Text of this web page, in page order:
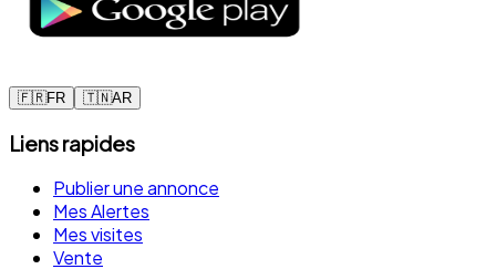
🇫🇷FR 🇹🇳AR
Liens rapides
Publier une annonce
Mes Alertes
Mes visites
Vente